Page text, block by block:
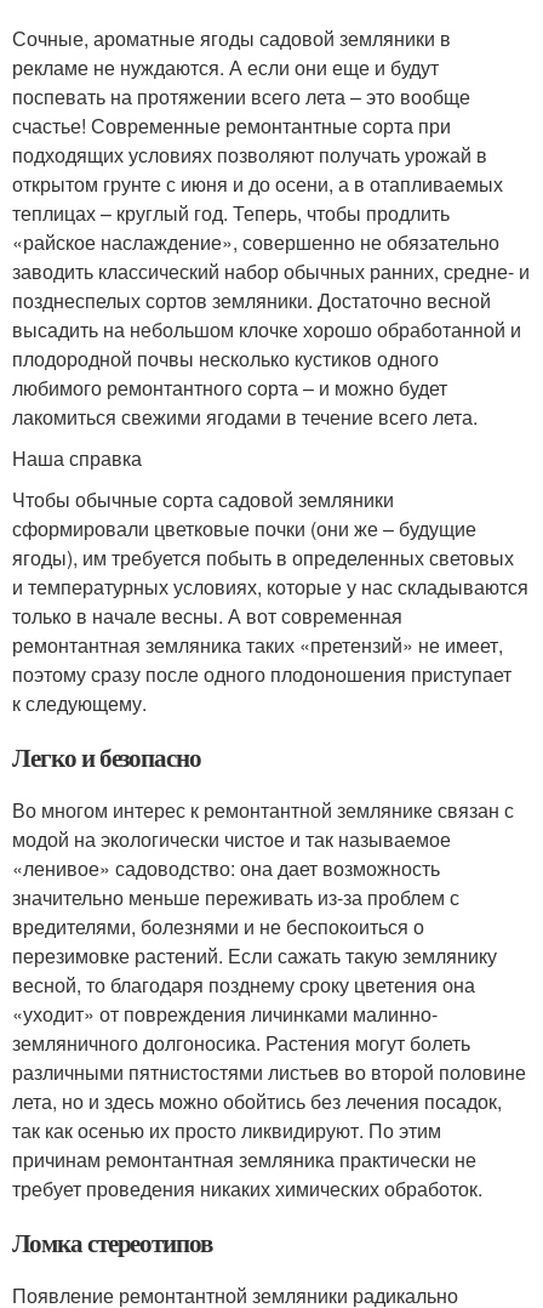
Сочные, ароматные ягоды садовой земляники в
рекламе не нуждаются. А если они еще и будут
поспевать на протяжении всего лета – это вообще
счастье! Современные ремонтантные сорта при
подходящих условиях позволяют получать урожай в
открытом грунте с июня и до осени, а в отапливаемых
теплицах – круглый год. Теперь, чтобы продлить
«райское наслаждение», совершенно не обязательно
заводить классический набор обычных ранних, средне- и
позднеспелых сортов земляники. Достаточно весной
высадить на небольшом клочке хорошо обработанной и
плодородной почвы несколько кустиков одного
любимого ремонтантного сорта – и можно будет
лакомиться свежими ягодами в течение всего лета.
Наша справка
Чтобы обычные сорта садовой земляники
сформировали цветковые почки (они же – будущие
ягоды), им требуется побыть в определенных световых
и температурных условиях, которые у нас складываются
только в начале весны. А вот современная
ремонтантная земляника таких «претензий» не имеет,
поэтому сразу после одного плодоношения приступает
к следующему.
Легко и безопасно
Во многом интерес к ремонтантной землянике связан с
модой на экологически чистое и так называемое
«ленивое» садоводство: она дает возможность
значительно меньше переживать из-за проблем с
вредителями, болезнями и не беспокоиться о
перезимовке растений. Если сажать такую землянику
весной, то благодаря позднему сроку цветения она
«уходит» от повреждения личинками малинно-
земляничного долгоносика. Растения могут болеть
различными пятнистостями листьев во второй половине
лета, но и здесь можно обойтись без лечения посадок,
так как осенью их просто ликвидируют. По этим
причинам ремонтантная земляника практически не
требует проведения никаких химических обработок.
Ломка стереотипов
Появление ремонтантной земляники радикально